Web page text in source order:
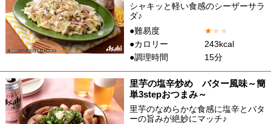
シャキッと軽い食感のシーザーサラ
ダ♪
●難易度
★★ ★
●カロリー
243kcal
●調理時間
15分
里芋の塩辛炒め バター風味～簡
単3stepおつまみ～
里芋のなめらかな食感に塩辛とバタ
ーの旨みが絶妙にマッチ♪